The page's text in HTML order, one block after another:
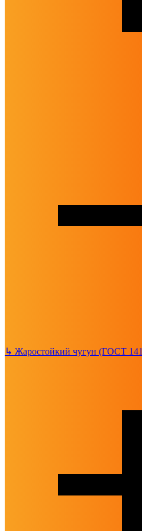
↳ Жаростойкий чугун (ГОСТ